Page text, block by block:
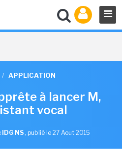
/ APPLICATION
à lancer M,
vocal
NS , publié le 27 Aout 2015